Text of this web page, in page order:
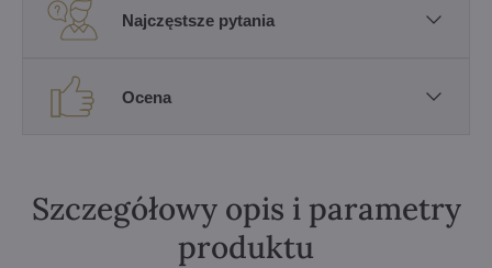
Najczęstsze pytania
Ocena
Szczegółowy opis i parametry
produktu